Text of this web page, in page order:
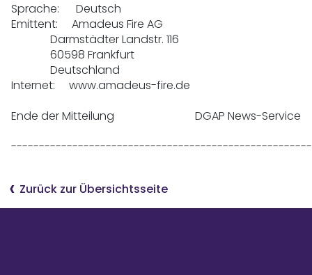
Sprache:      Deutsch
Emittent:     Amadeus Fire AG
              Darmstädter Landstr. 116
              60598 Frankfurt
              Deutschland
Internet:     www.amadeus-fire.de
Ende der Mitteilung                             DGAP News-Service
Zurück zur Übersichtsseite